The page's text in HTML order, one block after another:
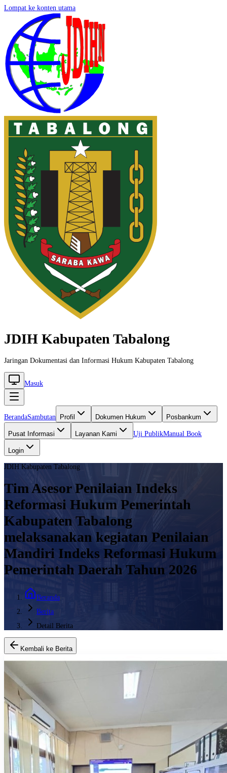
Lompat ke konten utama
JDIH Kabupaten Tabalong
Jaringan Dokumentasi dan Informasi Hukum Kabupaten Tabalong
Masuk
BerandaSambutan Profil Dokumen Hukum Posbankum
Pusat Informasi Layanan Kami Uji PublikManual Book
Login
JDIH Kabupaten Tabalong
Tim Asesor Penilaian Indeks
Reformasi Hukum Pemerintah
Kabupaten Tabalong
melaksanakan kegiatan Penilaian
Mandiri Indeks Reformasi Hukum
Pemerintah Daerah Tahun 2026
Beranda
Berita
Detail Berita
Kembali ke Berita